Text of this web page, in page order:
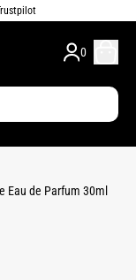
0
Eau de Parfum 30ml